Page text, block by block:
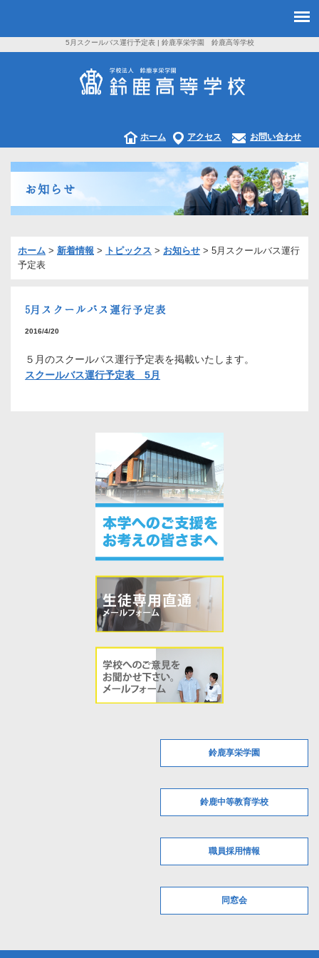
5月スクールバス運行予定表 | 鈴鹿享栄学園 鈴鹿高等学校
お問い合わせ
アクセス
ホーム
お知らせ
ホーム > 新着情報 > トピックス > お知らせ > 5月スクールバス運行
予定表
5月スクールバス運行予定表
2016/4/20
５月のスクールバス運行予定表を掲載いたします。
スクールバス運行予定表 5月
鈴鹿享栄学園
鈴鹿中等教育学校
職員採用情報
同窓会